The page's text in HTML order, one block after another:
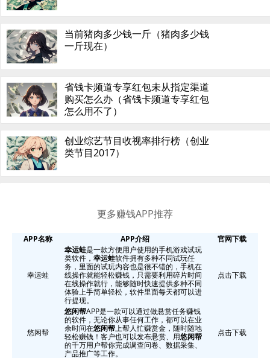
当前猪肉多少钱一斤（猪肉多少钱
一斤现在）
省钱卡频道专享红包未从指定渠道
购买怎么办（省钱卡频道专享红包
怎么用不了）
创业综艺节目收视率排行榜（创业
类节目2017）
更多赚钱APP推荐
APP名称 APP介绍 官网下载
幸运蛙
幸运蛙是一款方便用户使用的手机游戏试玩
类软件， 幸运蛙软件拥有多种不同试玩任
务，里面的试玩内容也是很不错的，手机在
线操作就能轻松赚钱，只需要利用碎片时间
在线操作就行，能够随时快速提供多种不同
体验上手简单轻松，软件里面每天都可以进
行提现。
点击下载
悠闲帮
悠闲帮APP是一款可以通过做悬赏任务赚钱
的软件，无论你从事任何工作，都可以在业
余时间在悠闲帮上帮人忙赚赏金，随时随地
轻松赚钱！客户也可以发布悬赏、用悠闲帮
的千万用户帮你完成调查问卷、数据采集、
产品推广等工作。
点击下载